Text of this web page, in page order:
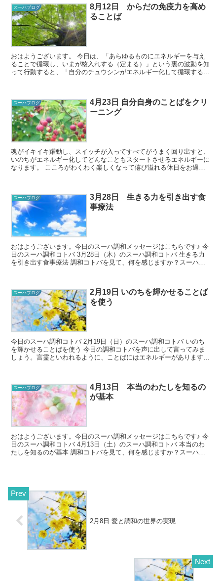
スーハブログ
8月12日 からだの免疫力を高め
ることば
おはようございます。 今日は、「あらゆるものにエネルギーを与え
ることで循環し、いまが核入れする（定まる）」という裏の波動を知
って行動すると、「自分のチュウシンがエネルギー化して循環する」
スーハブログ
4月23日 自分自身のことばをクリ
ーニング
魂がイキイキ躍動し、スイッチが入ってすべてがうまく回り出すと、
いのちがエネルギー化してどんなこともスタートさせるエネルギーに
なります。 こころがわくわく楽しくなって僖び溢れる休日をお過ご
スーハブログ
3月28日 生きる力を引き出す食
事療法
おはようございます。今日のスーハ調和メッセージはこちらです♪ 今
日のスーハ調和コトバ 3月28日（木）のスーハ調和コトバ 生きる力
を引き出す食事療法 調和コトバを見て、何を感じますか？スーハの
スーハブログ
2月19日 いのちを輝かせることば
を使う
今日のスーハ調和コトバ 2月19日（日）のスーハ調和コトバ いのち
を輝かせることばを使う 今日の調和コトバを声に出して言ってみま
しょう。言霊といわれるように、ことばにはエネルギーがあります。
スーハブログ
4月13日 本当のわたしを知るの
が基本
おはようございます。今日のスーハ調和メッセージはこちらです♪ 今
日のスーハ調和コトバ 4月13日（土）のスーハ調和コトバ 本当のわ
たしを知るのが基本 調和コトバを見て、何を感じますか？スーハの
2月8日 愛と調和の世界の実現